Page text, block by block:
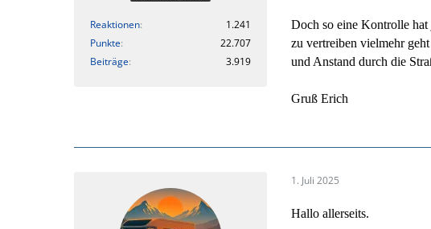
Reaktionen
1.241
Punkte
22.707
Beiträge
3.919
Doch so eine Kontrolle
zu vertreiben vielmehr
und Anstand durch die
Gruß Erich
1. Juli 2025
Hallo allerseits.